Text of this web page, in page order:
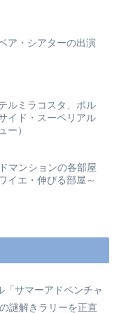
ア・シアターの出演
ルミラコスタ、ポル
イド・スーペリアル
ー）
マンションの各部屋
イエ・伸びる部屋～
「サマーアドベンチャ
謎解きラリーを正直